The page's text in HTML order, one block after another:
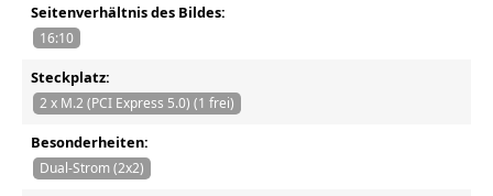
Seitenverhältnis des Bildes:
16:10
Steckplatz:
2 x M.2 (PCI Express 5.0) (1 frei)
Besonderheiten:
Dual-Strom (2x2)